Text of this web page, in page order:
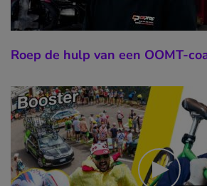
Roep de hulp van een OOMT-